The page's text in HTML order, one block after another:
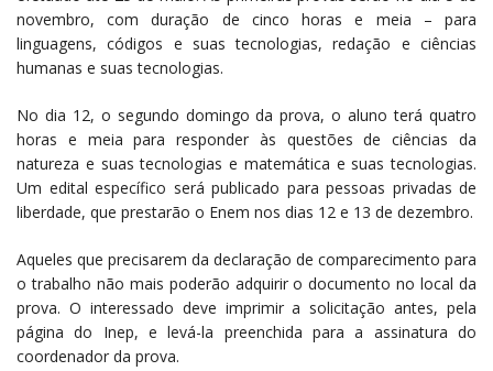
novembro, com duração de cinco horas e meia – para
linguagens, códigos e suas tecnologias, redação e ciências
humanas e suas tecnologias.
No dia 12, o segundo domingo da prova, o aluno terá quatro
horas e meia para responder às questões de ciências da
natureza e suas tecnologias e matemática e suas tecnologias.
Um edital específico será publicado para pessoas privadas de
liberdade, que prestarão o Enem nos dias 12 e 13 de dezembro.
Aqueles que precisarem da declaração de comparecimento para
o trabalho não mais poderão adquirir o documento no local da
prova. O interessado deve imprimir a solicitação antes, pela
página do Inep, e levá-la preenchida para a assinatura do
coordenador da prova.